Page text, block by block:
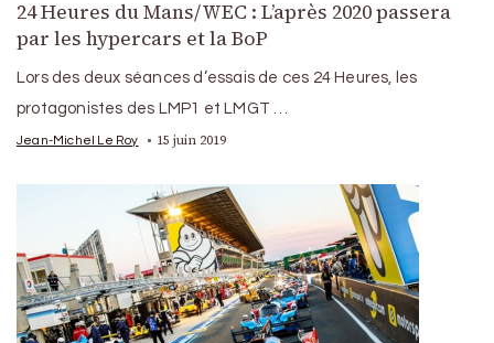
24 Heures du Mans/WEC : L’après 2020 passera
par les hypercars et la BoP
Lors des deux séances d’essais de ces 24 Heures, les
protagonistes des LMP1 et LMGT …
Jean-Michel Le Roy 15 juin 2019